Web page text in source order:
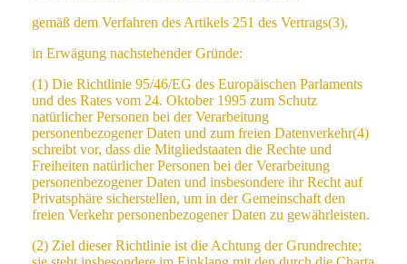
gemäß dem Verfahren des Artikels 251 des Vertrags(3),
in Erwägung nachstehender Gründe:
(1) Die Richtlinie 95/46/EG des Europäischen Parlaments
und des Rates vom 24. Oktober 1995 zum Schutz
natürlicher Personen bei der Verarbeitung
personenbezogener Daten und zum freien Datenverkehr(4)
schreibt vor, dass die Mitgliedstaaten die Rechte und
Freiheiten natürlicher Personen bei der Verarbeitung
personenbezogener Daten und insbesondere ihr Recht auf
Privatsphäre sicherstellen, um in der Gemeinschaft den
freien Verkehr personenbezogener Daten zu gewährleisten.
(2) Ziel dieser Richtlinie ist die Achtung der Grundrechte;